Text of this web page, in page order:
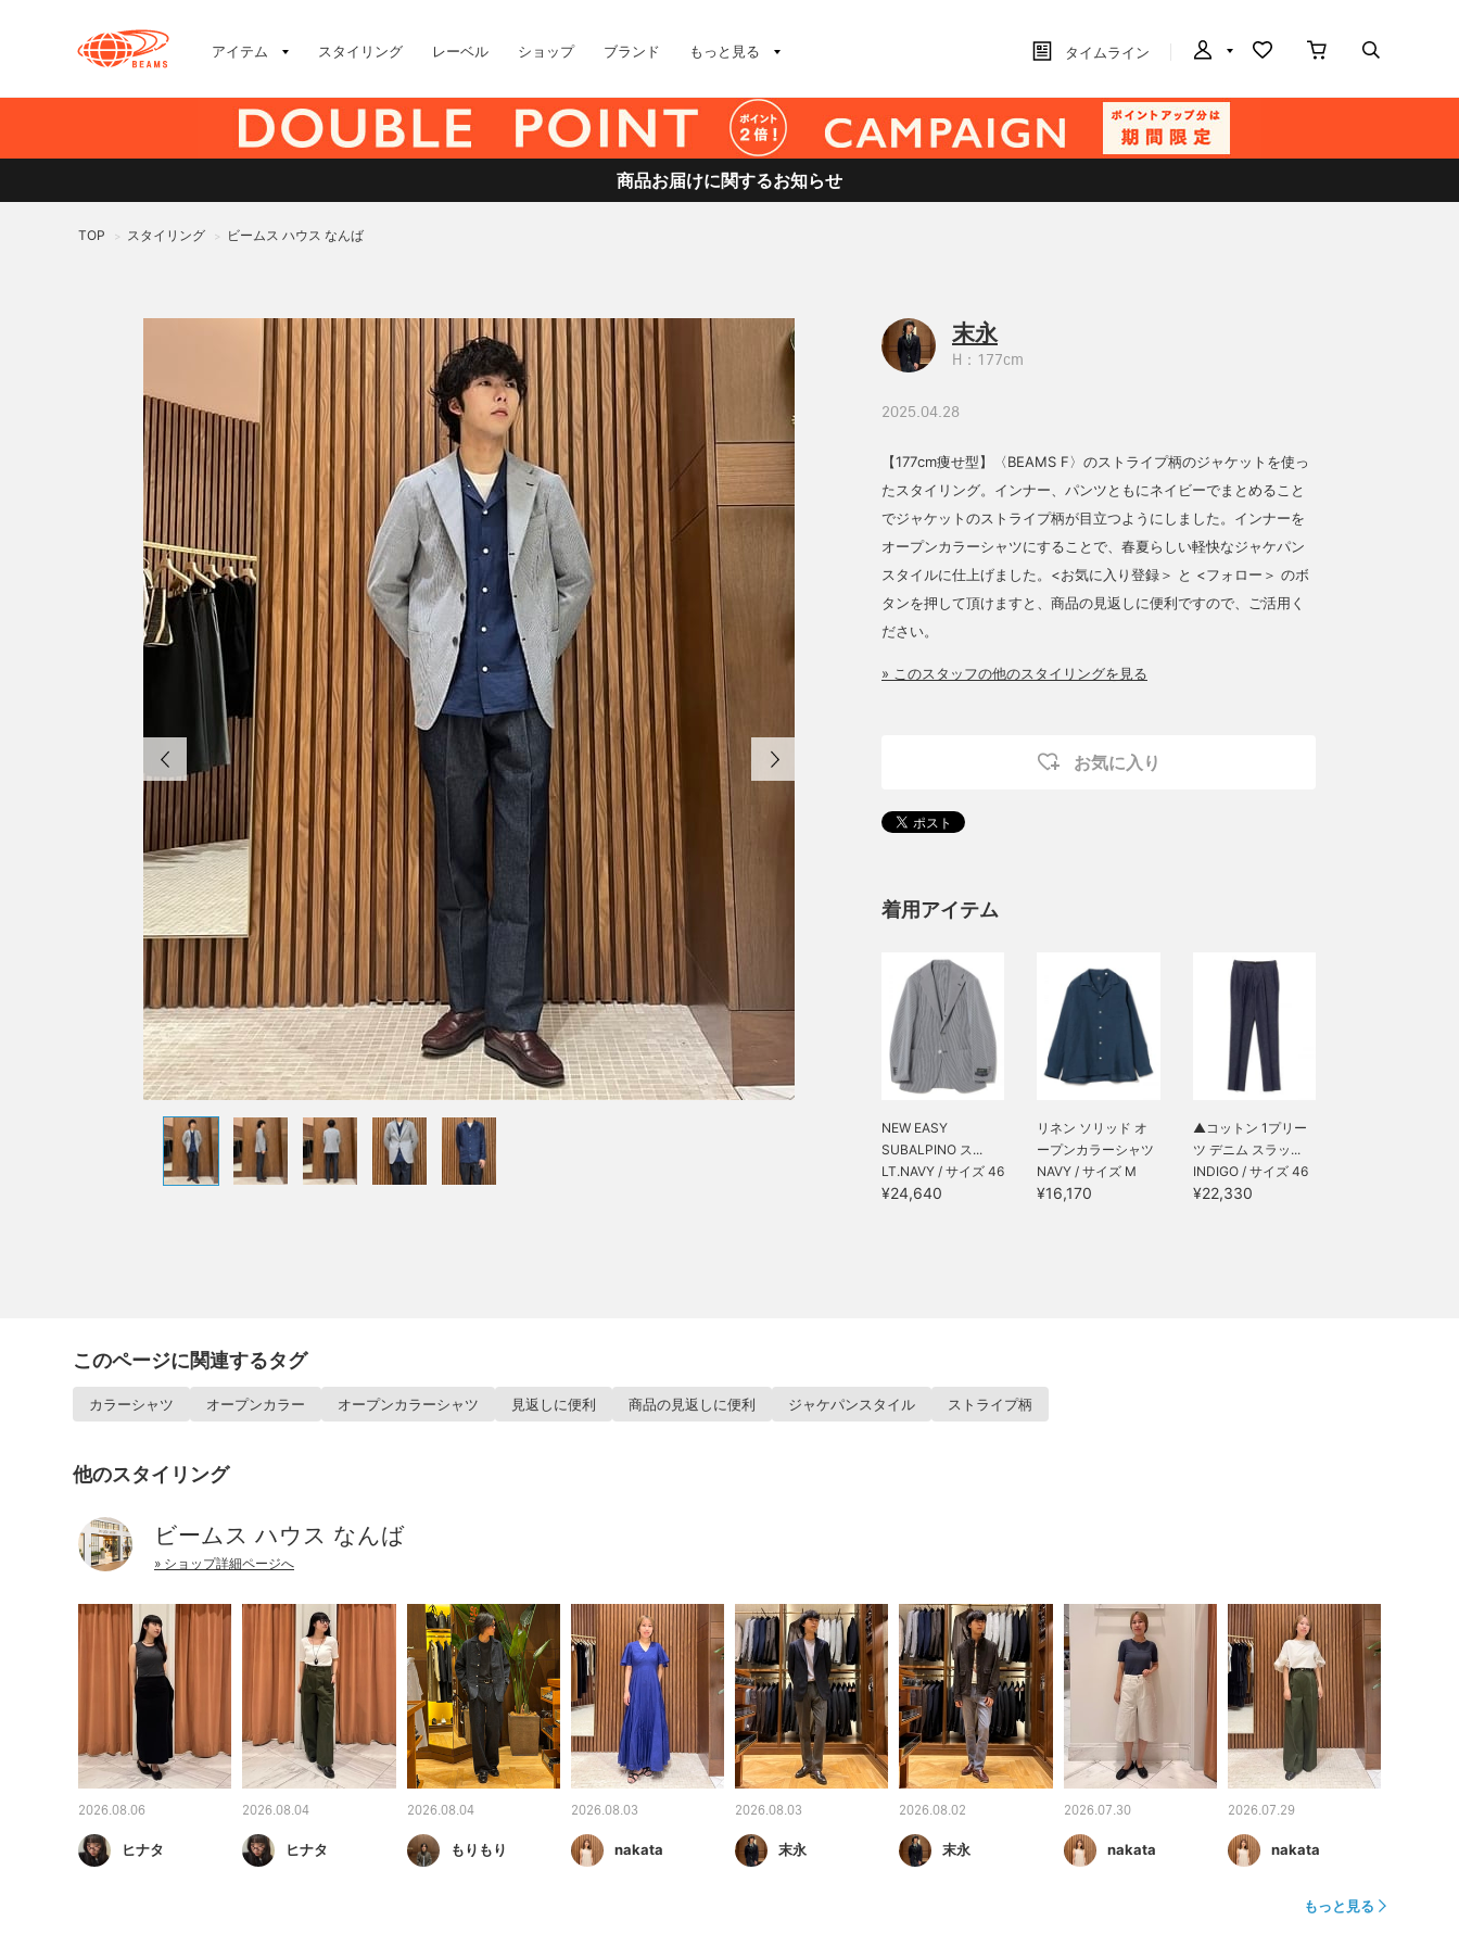
アイテム スタイリング レーベル ショップ ブランド もっと見る タイムライン
商品お届けに関するお知らせ
TOP > スタイリング > ビームス ハウス なんば
末永
H：177cm
2025.04.28
【177cm痩せ型】〈BEAMS F〉のストライプ柄のジャケットを使っ
たスタイリング。インナー、パンツともにネイビーでまとめること
でジャケットのストライプ柄が目立つようにしました。インナーを
オープンカラーシャツにすることで、春夏らしい軽快なジャケパン
スタイルに仕上げました。<お気に入り登録＞ と <フォロー＞ のボ
タンを押して頂けますと、商品の見返しに便利ですので、ご活用く
ださい。
» このスタッフの他のスタイリングを見る
お気に入り
着用アイテム
NEW EASY
SUBALPINO ス...
LT.NAVY / サイズ 46
¥24,640
リネン ソリッド オ
ープンカラーシャツ
NAVY / サイズ M
¥16,170
▲コットン 1プリー
ツ デニム スラッ...
INDIGO / サイズ 46
¥22,330
このページに関連するタグ
カラーシャツ オープンカラー オープンカラーシャツ 見返しに便利 商品の見返しに便利 ジャケパンスタイル ストライプ柄
他のスタイリング
ビームス ハウス なんば
» ショップ詳細ページへ
2026.08.06
ヒナタ
2026.08.04
ヒナタ
2026.08.04
もりもり
2026.08.03
nakata
2026.08.03
末永
2026.08.02
末永
2026.07.30
nakata
2026.07.29
nakata
もっと見る